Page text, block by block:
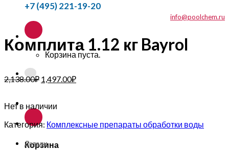
+7 (495) 221-19-20
info@poolchem.ru
Корзина пуста.
Корзина
Комплита 1.12 кг Bayrol
2,138.00₽ 1,497.00₽
Нет в наличии
Категория: Комплексные препараты обработки воды
Детали